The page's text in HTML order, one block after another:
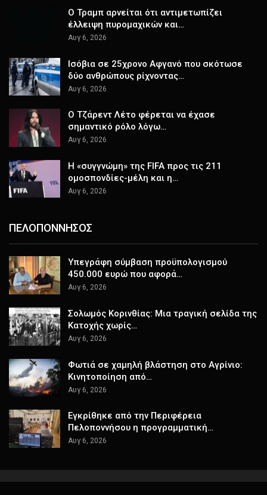
Ο Τραμπ αρνείται ότι αντιμετωπίζει
έλλειψη πυρομαχικών και…
Αυγ 6, 2026
Ισόβια σε 25χρονο Αφγανό που σκότωσε
δύο ανθρώπους ρίχνοντας…
Αυγ 6, 2026
Ο Τζάρεντ Λέτο φέρεται να έχασε
σημαντικό ρόλο λόγω…
Αυγ 6, 2026
Η «συγγνώμη» της FIFA προς τις 211
ομοσπονδίες-μέλη και η…
Αυγ 6, 2026
ΠΕΛΟΠΟΝΝΗΣΟΣ
Υπεγράφη σύμβαση προϋπολογισμού
450.000 ευρώ που αφορά…
Αυγ 6, 2026
Σολωμός Κορινθίας: Μια τραγική σελίδα της
Κατοχής χωρίς…
Αυγ 6, 2026
Φωτιά σε χαμηλή βλάστηση στο Αγρίνιο:
Κινητοποίηση από…
Αυγ 6, 2026
Εγκρίθηκε από την Περιφέρεια
Πελοποννήσου η προγραμματική…
Αυγ 6, 2026